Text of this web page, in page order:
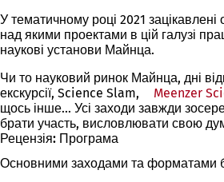
У тематичному році 2021 зацікавлені
над якими проектами в цій галузі
наукові установи Майнца.
Чи то науковий ринок Майнца, дні
екскурсії, Science Slam,
Meenzer
щось інше... Усі заходи завжди
брати участь, висловлювати свою
Рецензія: Програма
Основними заходами та форматами